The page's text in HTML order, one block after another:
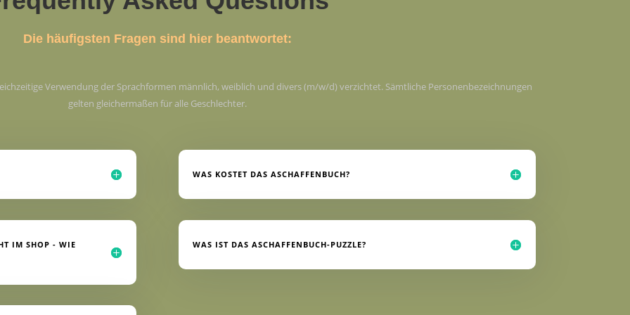
Die häufigsten Fragen sind hier beantwortet:
Verwendung der Sprachformen männlich, weiblich und divers (m/w/d) verzichtet. Sämtliche Personenbezeichnungen
gelten gleichermaßen für alle Geschlechter.
IM SHOP - WIE
WAS KOSTET DAS ASCHAFFENBUCH?
WAS IST DAS ASCHAFFENBUCH-PUZZLE?